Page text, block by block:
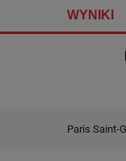
WYNIKI